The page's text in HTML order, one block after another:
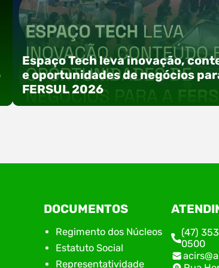
Espaço Tech leva inovação,
e oportunidades de negócios
FERSUL 2026
A 15ª FERSUL – Feira Multissetorial do
do Itajaí acontece nos dias 12, 13 e 14 de
de 2026, no Centro de Eventos Hermann
Purnhagen, e contará com uma
especial voltada à tecnologia, inovação e
empreendedorismo. Durante os três dias
DOCUMENTOS
Regimento dos Núcleos
Estatuto Social
Representatividade
(47)
0500